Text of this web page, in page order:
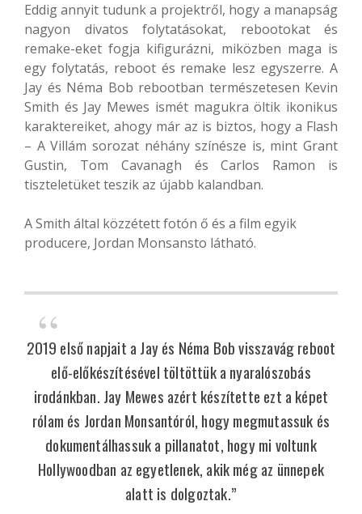
Eddig annyit tudunk a projektről, hogy a manapság
nagyon divatos folytatásokat, rebootokat és
remake-eket fogja kifigurázni, miközben maga is
egy folytatás, reboot és remake lesz egyszerre. A
Jay és Néma Bob rebootban természetesen Kevin
Smith és Jay Mewes ismét magukra öltik ikonikus
karaktereiket, ahogy már az is biztos, hogy a Flash
– A Villám sorozat néhány színésze is, mint Grant
Gustin, Tom Cavanagh és Carlos Ramon is
tiszteletüket teszik az újabb kalandban.
A Smith által közzétett fotón ő és a film egyik
producere, Jordan Monsansto látható.
2019 első napjait a Jay és Néma Bob visszavág reboot
elő-előkészítésével töltöttük a nyaralószobás
irodánkban. Jay Mewes azért készítette ezt a képet
rólam és Jordan Monsantóról, hogy megmutassuk és
dokumentálhassuk a pillanatot, hogy mi voltunk
Hollywoodban az egyetlenek, akik még az ünnepek
alatt is dolgoztak.”